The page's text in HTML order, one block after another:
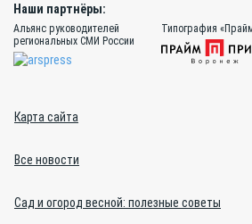
Наши партнёры:
Альянс руководителей
региональных СМИ России
Типография
Карта сайта
Все новости
Сад и огород весной: полезные советы